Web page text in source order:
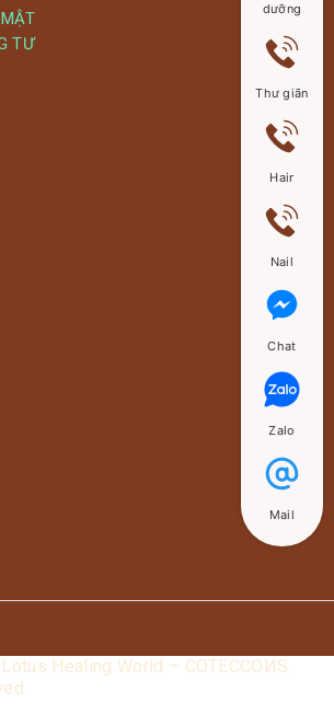
TƯ
Healing World – COTECCOИS.
dưỡng
Thư giãn
Hair
Nail
Chat
Zalo
Mail